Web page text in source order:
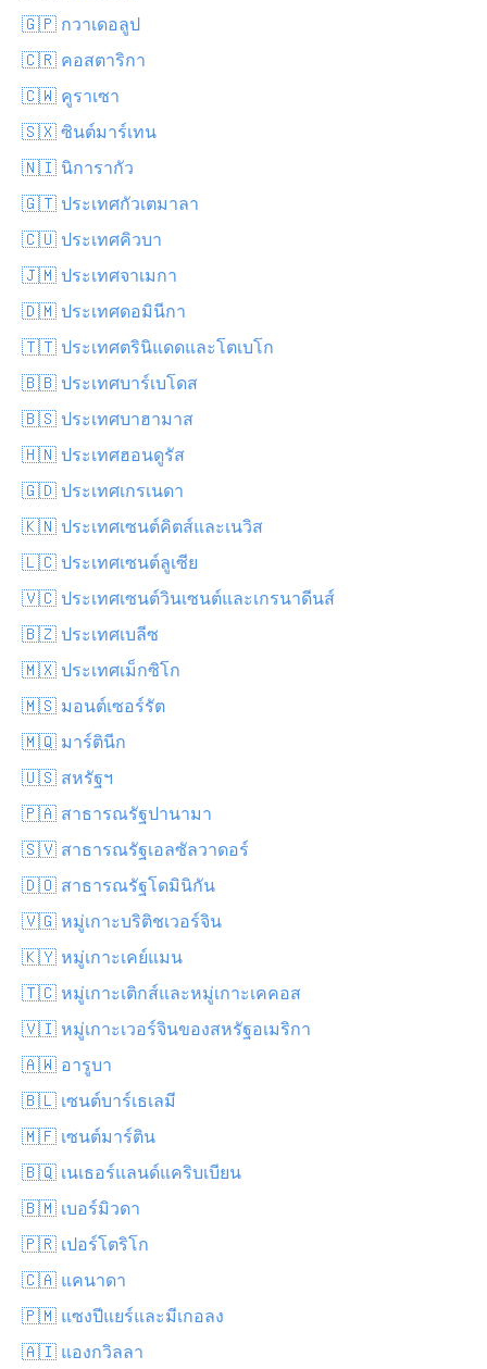
🇬🇵 กวาเดอลูป
🇨🇷 คอสตาริกา
🇨🇼 คูราเซา
🇸🇽 ซินต์มาร์เทน
🇳🇮 นิการากัว
🇬🇹 ประเทศกัวเตมาลา
🇨🇺 ประเทศคิวบา
🇯🇲 ประเทศจาเมกา
🇩🇲 ประเทศดอมินีกา
🇹🇹 ประเทศตรินิแดดและโตเบโก
🇧🇧 ประเทศบาร์เบโดส
🇧🇸 ประเทศบาฮามาส
🇭🇳 ประเทศฮอนดูรัส
🇬🇩 ประเทศเกรเนดา
🇰🇳 ประเทศเซนต์คิตส์และเนวิส
🇱🇨 ประเทศเซนต์ลูเซีย
🇻🇨 ประเทศเซนต์วินเซนต์และเกรนาดีนส์
🇧🇿 ประเทศเบลีซ
🇲🇽 ประเทศเม็กซิโก
🇲🇸 มอนต์เซอร์รัต
🇲🇶 มาร์ตินีก
🇺🇸 สหรัฐฯ
🇵🇦 สาธารณรัฐปานามา
🇸🇻 สาธารณรัฐเอลซัลวาดอร์
🇩🇴 สาธารณรัฐโดมินิกัน
🇻🇬 หมู่เกาะบริติชเวอร์จิน
🇰🇾 หมู่เกาะเคย์แมน
🇹🇨 หมู่เกาะเติกส์และหมู่เกาะเคคอส
🇻🇮 หมู่เกาะเวอร์จินของสหรัฐอเมริกา
🇦🇼 อารูบา
🇧🇱 เซนต์บาร์เธเลมี
🇲🇫 เซนต์มาร์ติน
🇧🇶 เนเธอร์แลนด์แคริบเบียน
🇧🇲 เบอร์มิวดา
🇵🇷 เปอร์โตริโก
🇨🇦 แคนาดา
🇵🇲 แซงปีแยร์และมีเกอลง
🇦🇮 แองกวิลลา